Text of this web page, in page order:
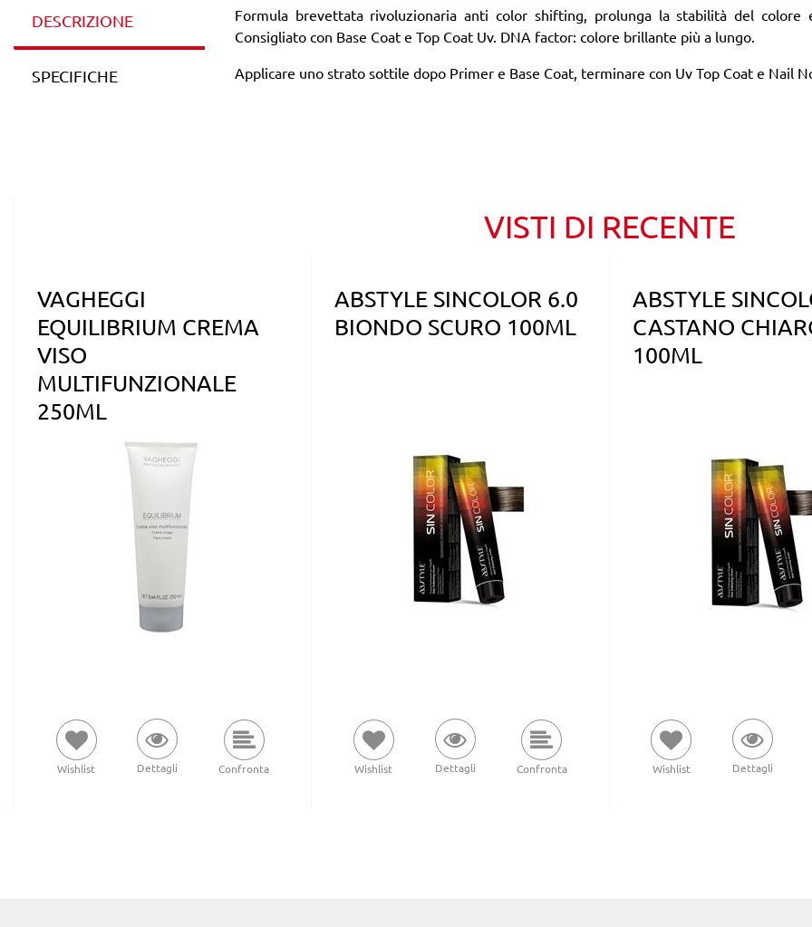
DESCRIZIONE
SPECIFICHE
Formula brevettata rivoluzionaria anti color shifting, prolunga la stabilità del
Consigliato con Base Coat e Top Coat Uv. DNA factor: colore brillante più a lungo.
Applicare uno strato sottile dopo Primer e Base Coat, terminare con Uv Top Coat e Nail
VISTI DI RECENTE
VAGHEGGI
EQUILIBRIUM CREMA
VISO
MULTIFUNZIONALE
250ML
Wishlist Dettagli Confronta
ABSTYLE SINCOLOR 6.0
BIONDO SCURO 100ML
Wishlist Dettagli Confronta
ABSTYLE
CASTANO
100ML
Wishlist Dettagli